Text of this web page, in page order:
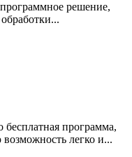
решение,
бесплатная программа,
возможность легко и...